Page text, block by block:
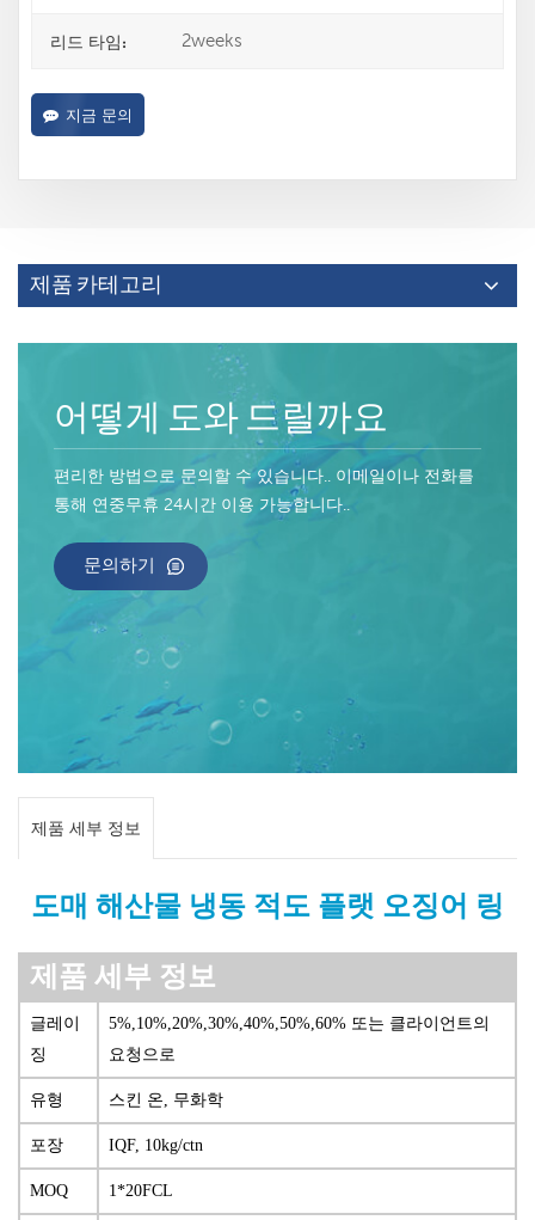
리드 타임: 2weeks
지금 문의
제품 카테고리
어떻게 도와 드릴까요
편리한 방법으로 문의할 수 있습니다.. 이메일이나 전화를
통해 연중무휴 24시간 이용 가능합니다..
문의하기
제품 세부 정보
도매 해산물 냉동 적도 플랫 오징어 링
제품 세부 정보
글레이
징
5%,10%,20%,30%,40%,50%,60% 또는 클라이언트의
요청으로
유형 스킨 온, 무화학
포장 IQF, 10kg/ctn
MOQ 1*20FCL